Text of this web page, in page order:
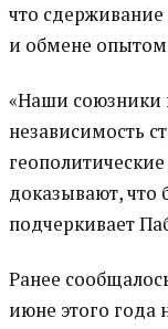
что
и обмене
«Наши союзники
независимость
доказывают, что
подчеркивает
Ранее
июне этого